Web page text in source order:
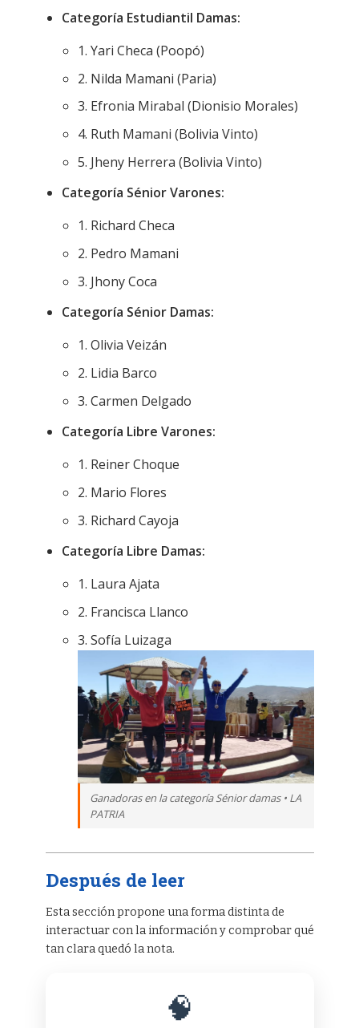
Categoría Estudiantil Damas:
1. Yari Checa (Poopó)
2. Nilda Mamani (Paria)
3. Efronia Mirabal (Dionisio Morales)
4. Ruth Mamani (Bolivia Vinto)
5. Jheny Herrera (Bolivia Vinto)
Categoría Sénior Varones:
1. Richard Checa
2. Pedro Mamani
3. Jhony Coca
Categoría Sénior Damas:
1. Olivia Veizán
2. Lidia Barco
3. Carmen Delgado
Categoría Libre Varones:
1. Reiner Choque
2. Mario Flores
3. Richard Cayoja
Categoría Libre Damas:
1. Laura Ajata
2. Francisca Llanco
3. Sofía Luizaga
Ganadoras en la categoría Sénior damas • LA
PATRIA
Después de leer
Esta sección propone una forma distinta de
interactuar con la información y comprobar qué
tan clara quedó la nota.
🧠